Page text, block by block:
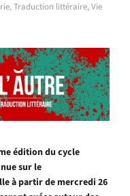
,Traduction littéraire,Vie
édition du cycle
sur le
à partir de mercredi 26